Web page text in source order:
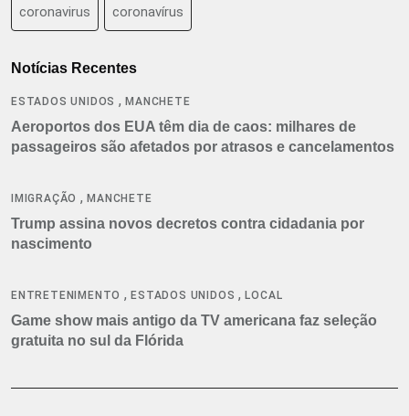
coronavirus coronavírus
Notícias Recentes
ESTADOS UNIDOS ,MANCHETE
Aeroportos dos EUA têm dia de caos: milhares de
passageiros são afetados por atrasos e cancelamentos
IMIGRAÇÃO ,MANCHETE
Trump assina novos decretos contra cidadania por
nascimento
ENTRETENIMENTO ,ESTADOS UNIDOS ,LOCAL
Game show mais antigo da TV americana faz seleção
gratuita no sul da Flórida